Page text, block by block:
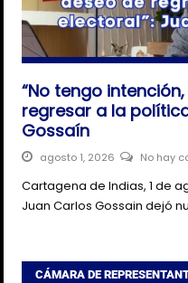
“No tengo
regresar a la
Gossaín
agosto 1, 2026 No hay
Cartagena de Indias, 1 de
Juan Carlos Gossain dejó
CÁMARA DE